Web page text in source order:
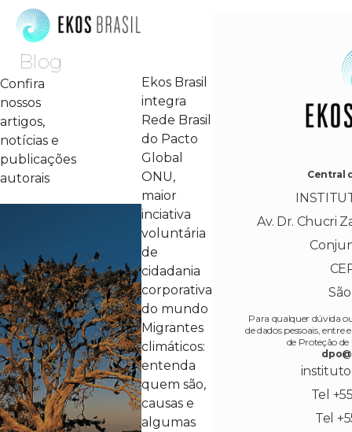
Blog
Confira
nossos
artigos,
notícias e
publicações
autorais
Ekos Brasil
integra
Rede Brasil
do Pacto
Global
ONU,
maior
inciativa
voluntária
de
cidadania
corporativa
do mundo
Migrantes
climáticos:
entenda
quem são,
causas e
algumas
Central
Av. Dr. Chucri
Para qualquer dúvida
de dados pessoais,
de Proteção
Tel
Tel